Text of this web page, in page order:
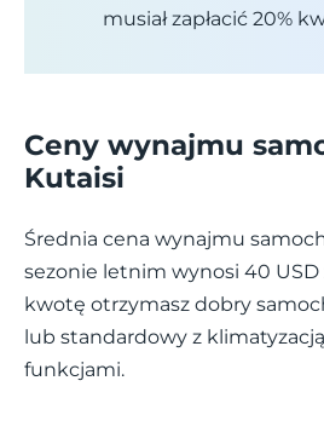
musiał zapłacić 20%
Ceny wynajmu
Kutaisi
Średnia cena wynajmu
sezonie letnim wynosi 40 USD
kwotę otrzymasz dobry
lub standardowy z
funkcjami.